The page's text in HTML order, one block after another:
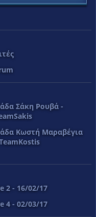
2 - 16/02/17
4 - 02/03/17